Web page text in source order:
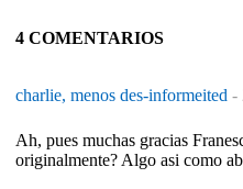
4 COMENTARIOS
charlie, menos des-informeited -
Ah, pues muchas gracias
originalmente? Algo asi como